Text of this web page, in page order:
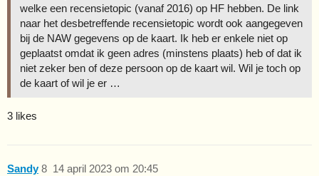
welke een recensietopic (vanaf 2016) op HF hebben. De link
naar het desbetreffende recensietopic wordt ook aangegeven
bij de NAW gegevens op de kaart. Ik heb er enkele niet op
geplaatst omdat ik geen adres (minstens plaats) heb of dat ik
niet zeker ben of deze persoon op de kaart wil. Wil je toch op
de kaart of wil je er …
3 likes
Sandy 14 april 2023 om 20:45
8